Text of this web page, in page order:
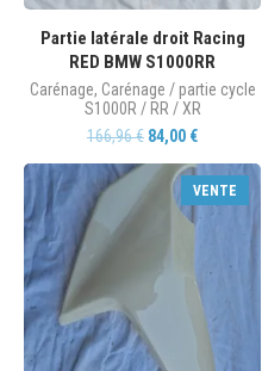
Partie latérale droit Racing
RED BMW S1000RR
Carénage, Carénage / partie cycle
S1000R / RR / XR
166,96€ 84,00 €
VENTE